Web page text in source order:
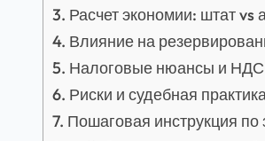
Расчет экономии: штат vs
Влияние на
Налоговые нюансы и НДС
Риски и судебная
Пошаговая инструкция